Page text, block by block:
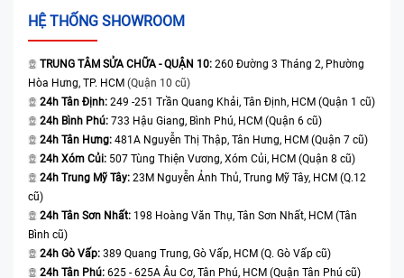
HỆ THỐNG SHOWROOM
TRUNG TÂM SỬA CHỮA - QUẬN 10: 260 Đường 3 Tháng 2, Phường
Hòa Hưng, TP. HCM (Quận 10 cũ)
24h Tân Định: 249 -251 Trần Quang Khải, Tân Định, HCM (Quận 1 cũ)
24h Bình Phú: 733 Hậu Giang, Bình Phú, HCM (Quận 6 cũ)
24h Tân Hưng: 481A Nguyễn Thị Thập, Tân Hưng, HCM (Quận 7 cũ)
24h Xóm Củi: 507 Tùng Thiện Vương, Xóm Củi, HCM (Quận 8 cũ)
24h Trung Mỹ Tây: 23M Nguyễn Ảnh Thủ, Trung Mỹ Tây, HCM (Q.12
cũ)
24h Tân Sơn Nhất: 198 Hoàng Văn Thụ, Tân Sơn Nhất, HCM (Tân
Bình cũ)
24h Gò Vấp: 389 Quang Trung, Gò Vấp, HCM (Q. Gò Vấp cũ)
24h Tân Phú: 625 - 625A Âu Cơ, Tân Phú, HCM (Quận Tân Phú cũ)